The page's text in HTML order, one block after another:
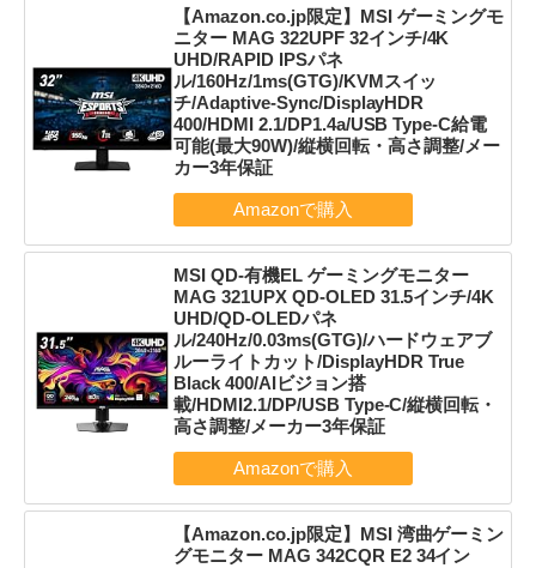
【Amazon.co.jp限定】MSI ゲーミングモ
ニター MAG 322UPF 32インチ/4K
UHD/RAPID IPSパネ
ル/160Hz/1ms(GTG)/KVMスイッ
チ/Adaptive-Sync/DisplayHDR
400/HDMI 2.1/DP1.4a/USB Type-C給電
可能(最大90W)/縦横回転・高さ調整/メー
カー3年保証
MSI QD-有機EL ゲーミングモニター
MAG 321UPX QD-OLED 31.5インチ/4K
UHD/QD-OLEDパネ
ル/240Hz/0.03ms(GTG)/ハードウェアブ
ルーライトカット/DisplayHDR True
Black 400/AIビジョン搭
載/HDMI2.1/DP/USB Type-C/縦横回転・
高さ調整/メーカー3年保証
【Amazon.co.jp限定】MSI 湾曲ゲーミン
グモニター MAG 342CQR E2 34イン